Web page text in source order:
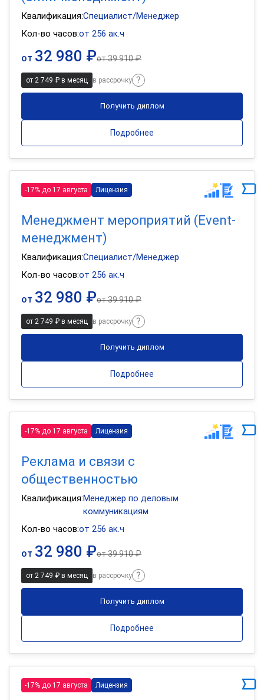
Квалификация:Специалист/Менеджер
Кол-во часов:от 256 ак.ч
от 32 980 ₽от39 910 ₽
от 2 749 ₽ в месяц в рассрочку
Получить диплом
Подробнее
-17% до 17 августа Лицензия
Менеджмент мероприятий (Event-
менеджмент)
Квалификация:Специалист/Менеджер
Кол-во часов:от 256 ак.ч
от 32 980 ₽от39 910 ₽
от 2 749 ₽ в месяц в рассрочку
Получить диплом
Подробнее
-17% до 17 августа Лицензия
Реклама и связи с
общественностью
Квалификация:Менеджер по деловым
коммуникациям
Кол-во часов:от 256 ак.ч
от 32 980 ₽от39 910 ₽
от 2 749 ₽ в месяц в рассрочку
Получить диплом
Подробнее
-17% до 17 августа Лицензия